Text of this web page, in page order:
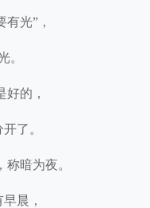
有光”，
。
好的，
了。
称暗为夜。
晨，